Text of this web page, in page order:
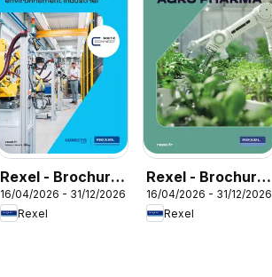
Rexel - Brochure
spécial industrie
16/04/2026 - 31/12/2026
Rexel
Rexel - Brochure
agro pharma
16/04/2026 - 31/12/2026
Rexel